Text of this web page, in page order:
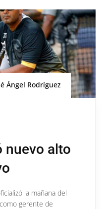
Ángel Rodríguez
nuevo alto
la mañana del
gerente de